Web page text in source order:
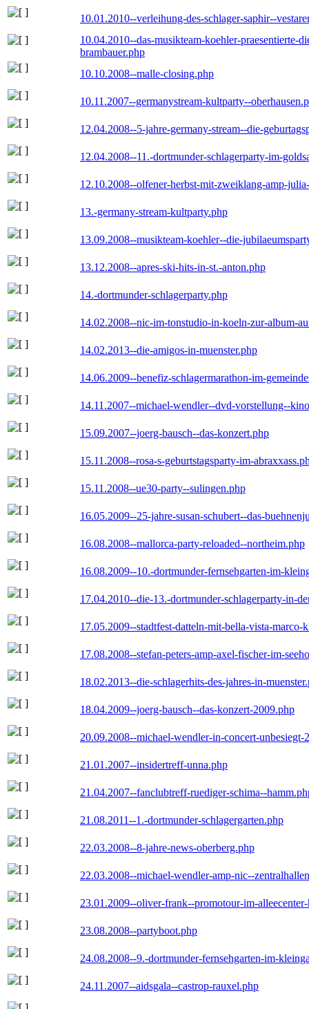
10.01.2010--verleihung-des-schlager-saphir--
10.04.2010--das-musikteam-koehler-praesentierte-
brambauer.php
10.10.2008--malle-closing.php
10.11.2007--germanystream-kultparty--
12.04.2008--5-jahre-germany-stream--die-
12.04.2008--11.-dortmunder-schlagerparty-im-
12.10.2008--olfener-herbst-mit-zweiklang-amp-
13.-germany-stream-kultparty.php
13.09.2008--musikteam-koehler--die-
13.12.2008--apres-ski-hits-in-st.-anton.php
14.-dortmunder-schlagerparty.php
14.02.2008--nic-im-tonstudio-in-koeln-zur-album-
14.02.2013--die-amigos-in-muenster.php
14.06.2009--benefiz-schlagermarathon-im-
14.11.2007--michael-wendler--dvd-vorstellung--
15.09.2007--joerg-bausch--das-konzert.php
15.11.2008--rosa-s-geburtstagsparty-im-
15.11.2008--ue30-party--sulingen.php
16.05.2009--25-jahre-susan-schubert--das-
16.08.2008--mallorca-party-reloaded--northeim.php
16.08.2009--10.-dortmunder-fernsehgarten-im-
17.04.2010--die-13.-dortmunder-schlagerparty-in-
17.05.2009--stadtfest-datteln-mit-bella-vista-marco-
17.08.2008--stefan-peters-amp-axel-fischer-im-
18.02.2013--die-schlagerhits-des-jahres-in-
18.04.2009--joerg-bausch--das-konzert-2009.php
20.09.2008--michael-wendler-in-concert-unbesiegt-
21.01.2007--insidertreff-unna.php
21.04.2007--fanclubtreff-ruediger-schima--
21.08.2011--1.-dortmunder-schlagergarten.php
22.03.2008--8-jahre-news-oberberg.php
22.03.2008--michael-wendler-amp-nic--
23.01.2009--oliver-frank--promotour-im-
23.08.2008--partyboot.php
24.08.2008--9.-dortmunder-fernsehgarten-im-
24.11.2007--aidsgala--castrop-rauxel.php